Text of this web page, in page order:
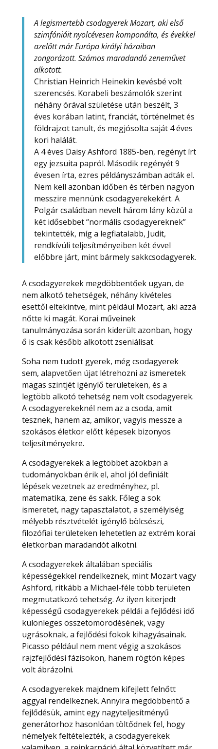
A legismertebb csodagyerek Mozart, aki első
szimfóniáit nyolcévesen komponálta, és évekkel
azelőtt már Európa királyi házaiban
zongorázott. Számos maradandó zeneművet
alkotott.
Christian Heinrich Heinekin kevésbé volt
szerencsés. Korabeli beszámolók szerint
néhány órával születése után beszélt, 3
éves korában latint, franciát, történelmet és
földrajzot tanult, és megjósolta saját 4 éves
kori halálát.
A 4 éves Daisy Ashford 1885-ben, regényt írt
egy jezsuita papról. Második regényét 9
évesen írta, ezres példányszámban adták el.
Nem kell azonban időben és térben nagyon
messzire mennünk csodagyerekekért. A
Polgár családban nevelt három lány közül a
két idősebbet “normális csodagyereknek”
tekintették, míg a legfiatalabb, Judit,
rendkívüli teljesítményeiben két évvel
előbbre járt, mint bármely sakkcsodagyerek.
A csodagyerekek megdöbbentőek ugyan, de
nem alkotó tehetségek, néhány kivételes
esettől eltekintve, mint például Mozart, aki azzá
nőtte ki magát. Korai műveinek
tanulmányozása során kiderült azonban, hogy
ő is csak később alkotott zseniálisat.
Soha nem tudott gyerek, még csodagyerek
sem, alapvetően újat létrehozni az ismeretek
magas szintjét igénylő területeken, és a
legtöbb alkotó tehetség nem volt csodagyerek.
A csodagyerekeknél nem az a csoda, amit
tesznek, hanem az, amikor, vagyis messze a
szokásos életkor előtt képesek bizonyos
teljesítményekre.
A csodagyerekek a legtöbbet azokban a
tudományokban érik el, ahol jól definiált
lépések vezetnek az eredményhez, pl.
matematika, zene és sakk. Főleg a sok
ismeretet, nagy tapasztalatot, a személyiség
mélyebb résztvételét igénylő bölcsészi,
filozófiai területeken lehetetlen az extrém korai
életkorban maradandót alkotni.
A csodagyerekek általában speciális
képességekkel rendelkeznek, mint Mozart vagy
Ashford, ritkább a Michael-féle több területen
megmutatkozó tehetség. Az ilyen kiterjedt
képességű csodagyerekek példái a fejlődési idő
különleges összetömörödésének, vagy
ugrásoknak, a fejlődési fokok kihagyásainak.
Picasso például nem ment végig a szokásos
rajzfejlődési fázisokon, hanem rögtön képes
volt ábrázolni.
A csodagyerekek majdnem kifejlett felnőtt
aggyal rendelkeznek. Annyira megdöbbentő a
fejlődésük, amint egy nagyteljesítményű
generátorhoz hasonlóan töltődnek fel, hogy
némelyek feltételezték, a csodagyerekek